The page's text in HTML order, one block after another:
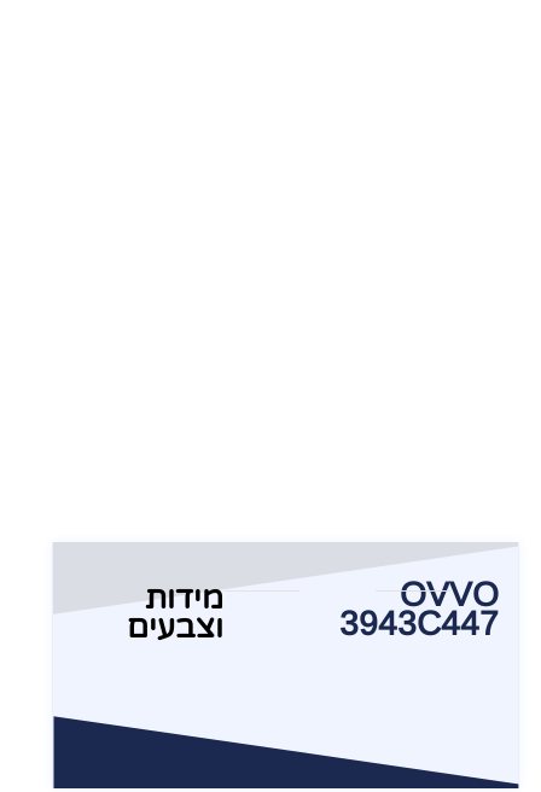
OVVO
3943C447
מידות
וצבעים